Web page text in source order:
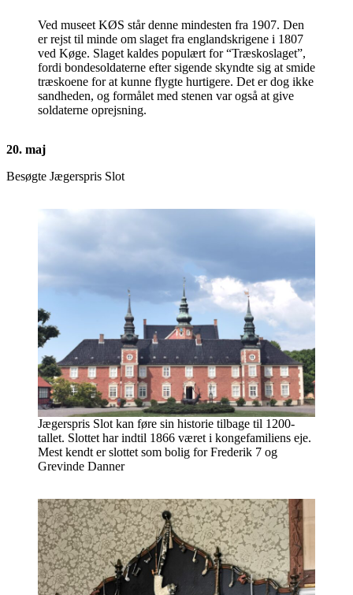
Ved museet KØS står denne mindesten fra 1907. Den
er rejst til minde om slaget fra englandskrigene i 1807
ved Køge. Slaget kaldes populært for “Træskoslaget”,
fordi bondesoldaterne efter sigende skyndte sig at smide
træskoene for at kunne flygte hurtigere. Det er dog ikke
sandheden, og formålet med stenen var også at give
soldaterne oprejsning.
20. maj
Besøgte Jægerspris Slot
Jægerspris Slot kan føre sin historie tilbage til 1200-
tallet. Slottet har indtil 1866 været i kongefamiliens eje.
Mest kendt er slottet som bolig for Frederik 7 og
Grevinde Danner